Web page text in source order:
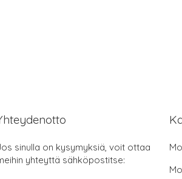
sinulla on kysymyksiä, voit ottaa
yhteyttä sähköpostitse: